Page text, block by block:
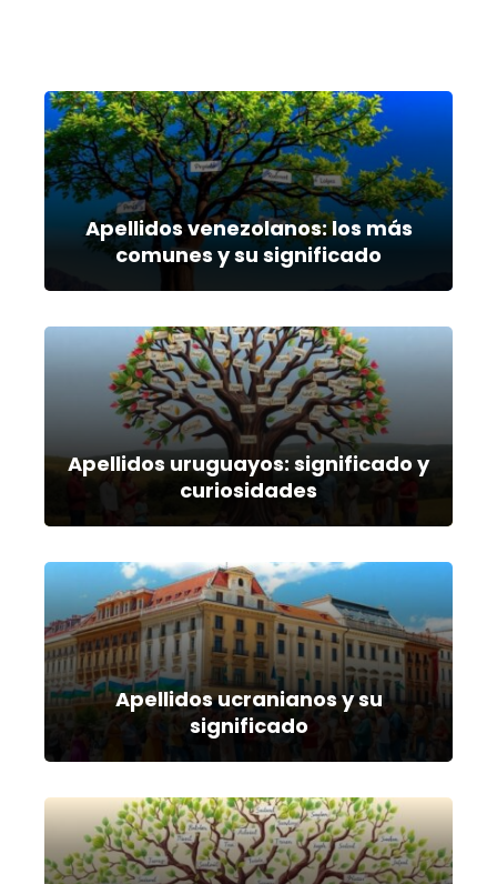
Apellidos venezolanos: los más
comunes y su significado
Apellidos uruguayos: significado y
curiosidades
Apellidos ucranianos y su
significado